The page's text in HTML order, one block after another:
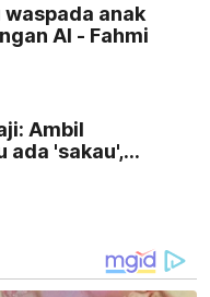
waspada anak
AI - Fahmi
Ambil
ada 'sakau',